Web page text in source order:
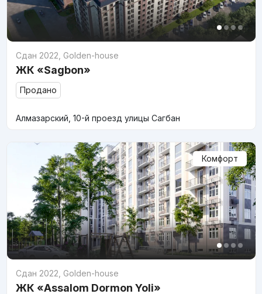
Сдан 2022 Golden-house
ЖК «Sagbon»
Продано
Алмазарский, 10-й проезд улицы Сагбан
Комфорт
Сдан 2022 Golden-house
ЖК «Assalom Dormon Yoli»